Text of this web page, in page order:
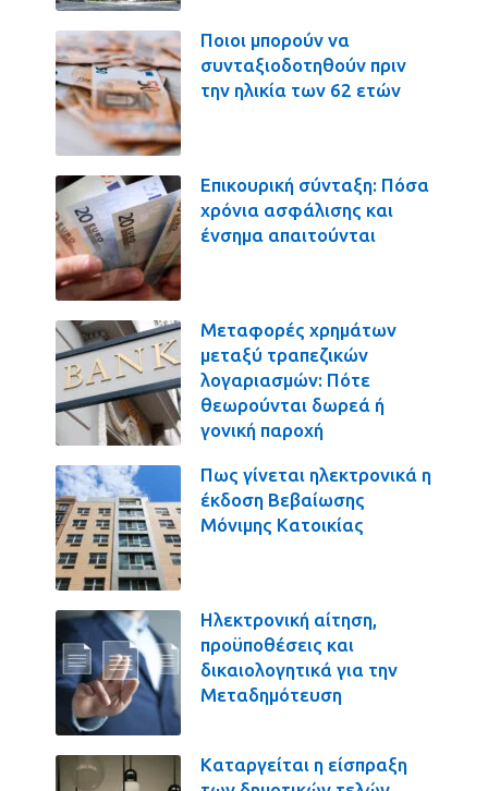
Ποιοι μπορούν να
συνταξιοδοτηθούν πριν
την ηλικία των 62 ετών
Επικουρική σύνταξη: Πόσα
χρόνια ασφάλισης και
ένσημα απαιτούνται
Μεταφορές χρημάτων
μεταξύ τραπεζικών
λογαριασμών: Πότε
θεωρούνται δωρεά ή
γονική παροχή
Πως γίνεται ηλεκτρονικά η
έκδοση Βεβαίωσης
Μόνιμης Κατοικίας
Ηλεκτρονική αίτηση,
προϋποθέσεις και
δικαιολογητικά για την
Μεταδημότευση
Καταργείται η είσπραξη